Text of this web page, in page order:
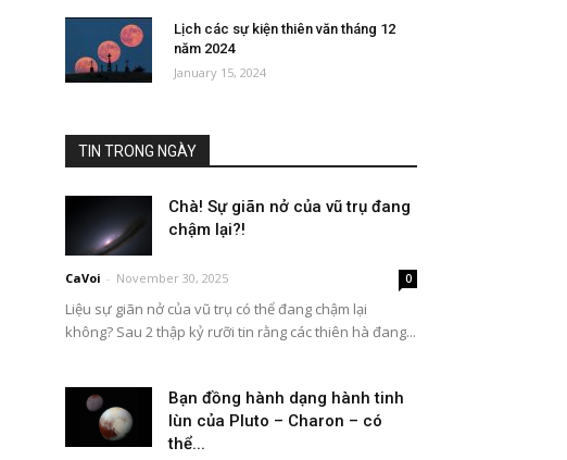
Lịch các sự kiện thiên văn tháng 12
năm 2024
January 15, 2024
TIN TRONG NGÀY
Chà! Sự giãn nở của vũ trụ đang
chậm lại?!
CaVoi - November 30, 2025 0
Liệu sự giãn nở của vũ trụ có thể đang chậm lại
không? Sau 2 thập kỷ rưỡi tin rằng các thiên hà đang...
Bạn đồng hành dạng hành tinh
lùn của Pluto – Charon – có
thể...